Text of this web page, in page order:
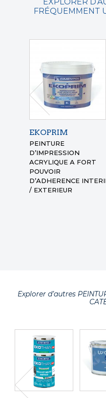
FRÉQUEMMENT
EKOPRIM
PEINTURE
D’IMPRESSION
ACRYLIQUE A FORT
POUVOIR
D’ADHERENCE
/ EXTERIEUR
Explorer d’autres